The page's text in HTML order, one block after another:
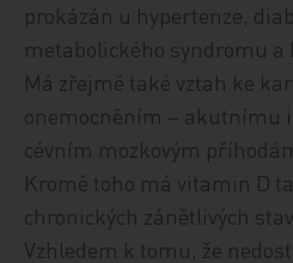
prokázán u hypertenze,
metabolického syndromu
Má zřejmě také vztah ke
onemocněním – akutnímu
cévním mozkovým
Kromě toho má vitamin D
chronických zánětlivých
Vzhledem k tomu, že